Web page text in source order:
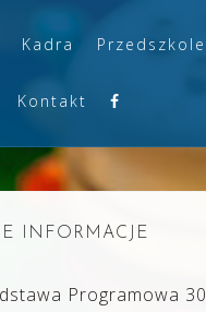
Kadra Przedszkole
Kontakt
INFORMACJE
Programowa 30